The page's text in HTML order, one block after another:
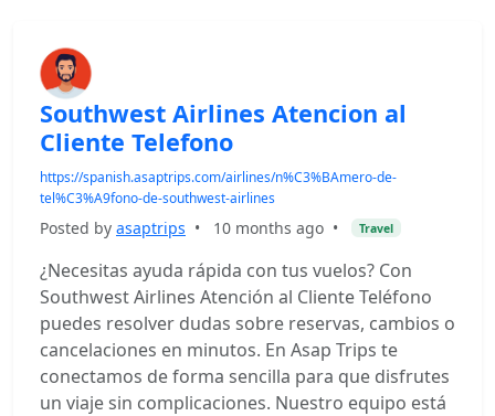
Southwest Airlines Atencion al
Cliente Telefono
https://spanish.asaptrips.com/airlines/n%C3%BAmero-de-
tel%C3%A9fono-de-southwest-airlines
Posted by asaptrips • 10 months ago • Travel
¿Necesitas ayuda rápida con tus vuelos? Con
Southwest Airlines Atención al Cliente Teléfono
puedes resolver dudas sobre reservas, cambios o
cancelaciones en minutos. En Asap Trips te
conectamos de forma sencilla para que disfrutes
un viaje sin complicaciones. Nuestro equipo está